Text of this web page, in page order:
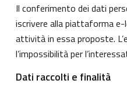
Il conferimento dei dati
iscrivere alla piattaforma e-
attività in essa proposte.
l’impossibilità per
Dati raccolti e finalità